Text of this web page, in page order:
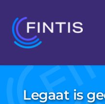
Legaat is